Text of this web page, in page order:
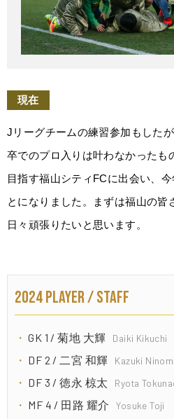
現在
Jリーグチームの練習参加もした
卒でのプロ入りは叶わなかったも
目指す福山シティFCに出会い、
とになりました。まずは福山の皆
日々頑張りたいと思います。
2024 PLAYER / STAFF
GK 1 / 菊地 大輝 Daiki Kikuchi
DF 2 / 二宮 和輝 Kazuki
DF 3 / 徳永 椋太 Ryota
MF 4 / 田路 耀介 Yosuke Toji